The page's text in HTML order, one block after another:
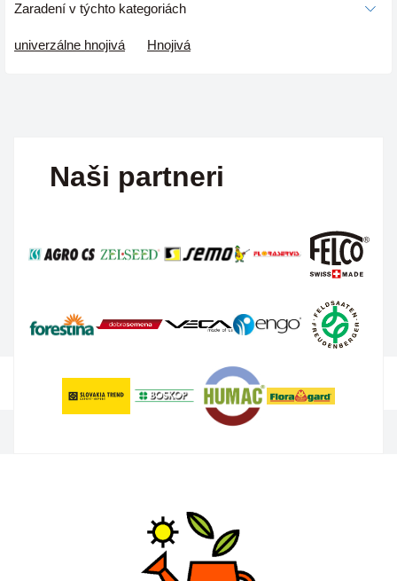
Zaradení v týchto kategoriách
univerzálne hnojivá Hnojivá
Naši partneri